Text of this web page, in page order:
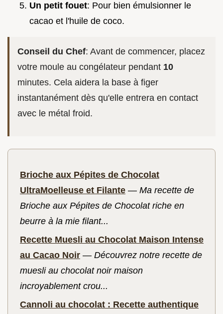
Un petit fouet: Pour bien émulsionner le
cacao et l'huile de coco.
Conseil du Chef: Avant de commencer, placez
votre moule au congélateur pendant 10
minutes. Cela aidera la base à figer
instantanément dès qu'elle entrera en contact
avec le métal froid.
Brioche aux Pépites de Chocolat
UltraMoelleuse et Filante — Ma recette de
Brioche aux Pépites de Chocolat riche en
beurre à la mie filant...
Recette Muesli au Chocolat Maison Intense
au Cacao Noir — Découvrez notre recette de
muesli au chocolat noir maison
incroyablement crou...
Cannoli au chocolat : Recette authentique